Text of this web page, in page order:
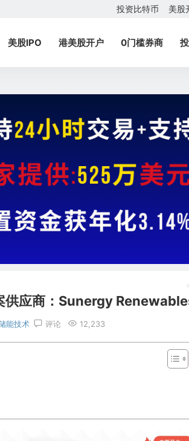
投资比特币 美股
美股IPO 港美股开户 0门槛券商
供应商：Sunergy
能技术 评论 12,233